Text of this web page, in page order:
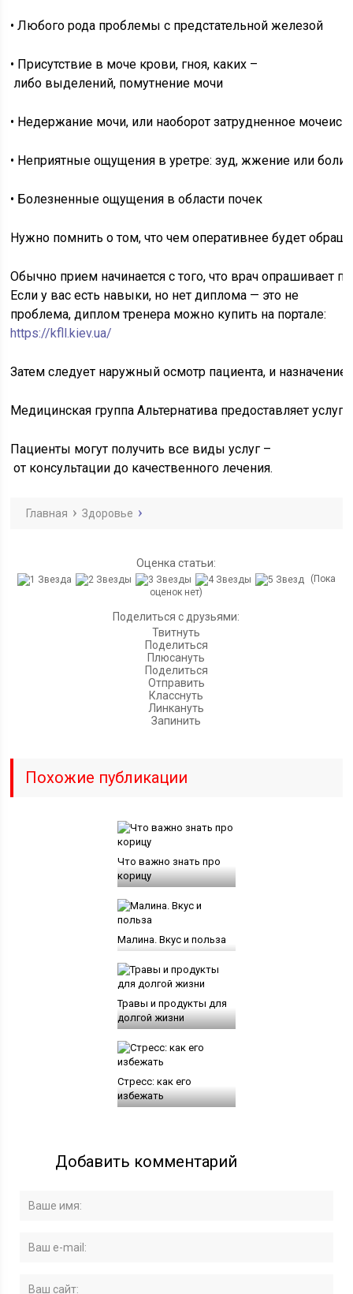
• Любого рода проблемы с предстательной железой
• Присутствие в моче крови, гноя, каких –
либо выделений, помутнение мочи
• Недержание мочи, или наоборот затрудненное
• Неприятные ощущения в уретре: зуд, жжение или боли
• Болезненные ощущения в области почек
Нужно помнить о том, что чем оперативнее будет
Обычно прием начинается с того, что врач опрашивает
Если у вас есть навыки, но нет диплома — это не
проблема, диплом тренера можно купить на портале:
https://kfll.kiev.ua/
Затем следует наружный осмотр пациента, и
Медицинская группа Альтернатива предоставляет
Пациенты могут получить все виды услуг –
от консультации до качественного лечения.
Главная Здоровье
Оценка статьи:
(Пока
оценок нет)
Поделиться с друзьями:
Твитнуть
Поделиться
Плюсануть
Поделиться
Отправить
Класснуть
Линкануть
Запинить
Похожие публикации
Что важно знать про
корицу
Малина. Вкус и польза
Травы и продукты для
долгой жизни
Стресс: как его
избежать
Добавить комментарий